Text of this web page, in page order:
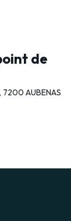
de
7200 AUBENAS